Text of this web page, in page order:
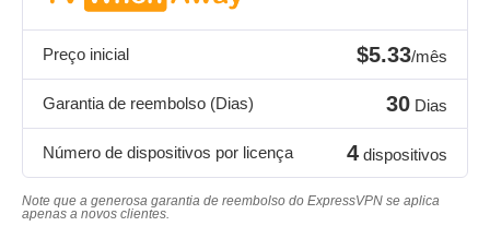
Preço inicial $5.33/mês
Garantia de reembolso (Dias) 30 Dias
Número de dispositivos por licença 4 dispositivos
Note que a generosa garantia de reembolso do ExpressVPN se aplica
apenas a novos clientes.